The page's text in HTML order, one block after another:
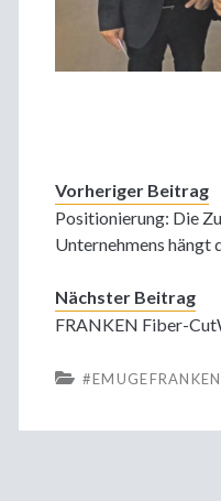
Vorheriger Beitrag
Positionierung: Die
Unternehmens hängt
Nächster Beitrag
FRANKEN Fiber-
#EMUGEFRANKEN